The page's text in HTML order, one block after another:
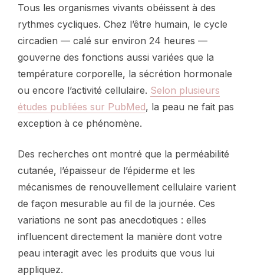
Tous les organismes vivants obéissent à des
rythmes cycliques. Chez l’être humain, le cycle
circadien — calé sur environ 24 heures —
gouverne des fonctions aussi variées que la
température corporelle, la sécrétion hormonale
ou encore l’activité cellulaire. Selon plusieurs
études publiées sur PubMed, la peau ne fait pas
exception à ce phénomène.
Des recherches ont montré que la perméabilité
cutanée, l’épaisseur de l’épiderme et les
mécanismes de renouvellement cellulaire varient
de façon mesurable au fil de la journée. Ces
variations ne sont pas anecdotiques : elles
influencent directement la manière dont votre
peau interagit avec les produits que vous lui
appliquez.